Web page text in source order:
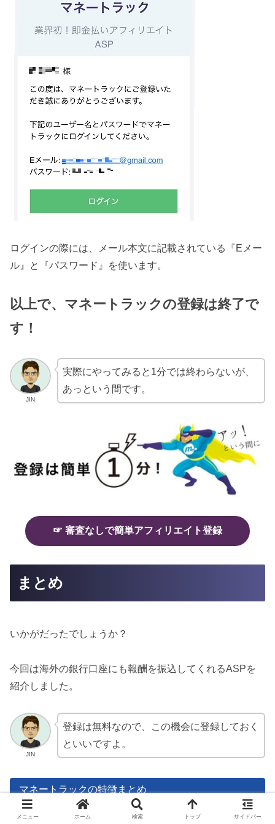
ログインの際には、メール本文に記載されている『Eメー
ル』と『パスワード』を使います。
以上で、マネートラックの登録は終了で
す ！
JIN
実際にやってみると1分では終わらないが、
あっという間です。
☞ 審査なしで簡単アフィリエイト登録
まとめ
いかがだったでしょうか？
今回は海外の銀行口座にも報酬を振込してくれるASPを
紹介しました。
JIN
登録は無料なので、この機会に登録しておく
といいですよ。
マネートラックの特徴まとめ
ブログがなくてもTwitterやInstagramのアカウン
メニュー ホーム 検索 トップ サイドバー